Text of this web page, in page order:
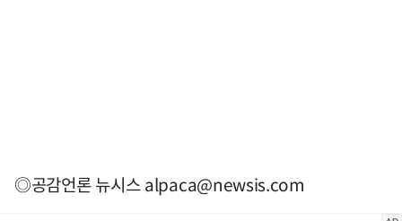
◎공감언론 뉴시스alpaca@newsis.com